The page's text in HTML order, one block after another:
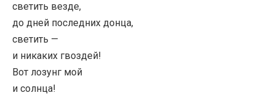
светить везде,
до дней последних донца,
светить —
и никаких гвоздей!
Вот лозунг мой
и солнца!